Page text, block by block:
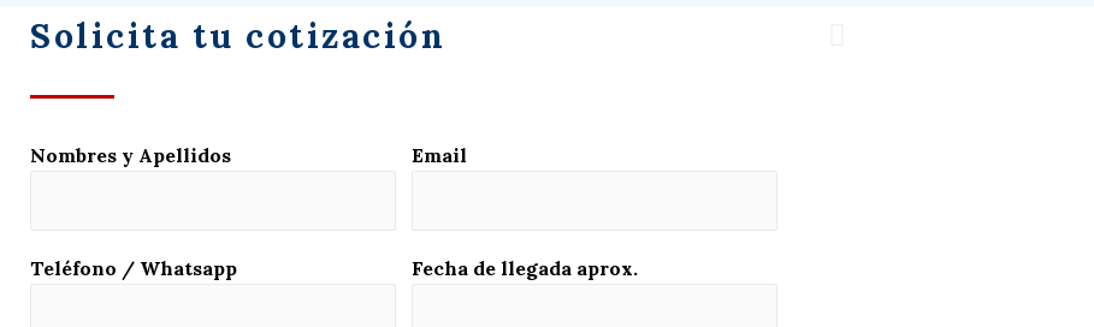
Solicita tu cotización
Nombres y Apellidos Email
Teléfono / Whatsapp Fecha de llegada aprox.